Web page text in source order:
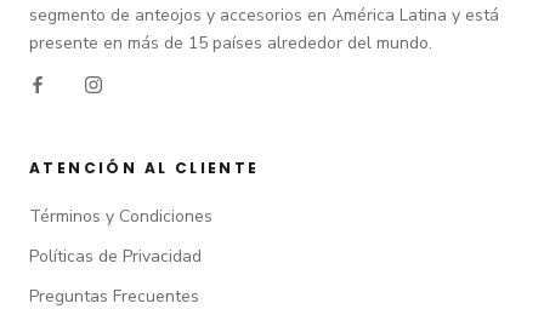
segmento de anteojos y accesorios en América Latina y está
presente en más de 15 países alrededor del mundo.
ATENCIÓN AL CLIENTE
Términos y Condiciones
Políticas de Privacidad
Preguntas Frecuentes